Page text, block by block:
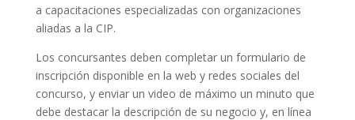
a capacitaciones especializadas con organizaciones
aliadas a la CIP.
Los concursantes deben completar un formulario de
inscripción disponible en la web y redes sociales del
concurso, y enviar un video de máximo un minuto que
debe destacar la descripción de su negocio y, en línea